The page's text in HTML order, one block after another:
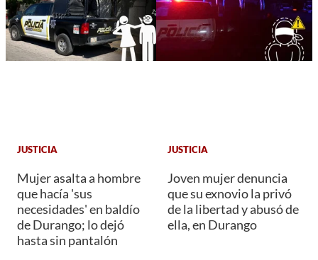
JUSTICIA
Mujer asalta a hombre
que hacía 'sus
necesidades' en baldío
de Durango; lo dejó
hasta sin pantalón
JUSTICIA
Joven mujer denuncia
que su exnovio la privó
de la libertad y abusó de
ella, en Durango